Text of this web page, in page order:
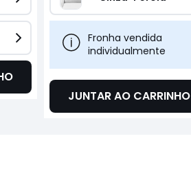
Fronha vendida
individualmente
JUNTAR AO CARRINHO